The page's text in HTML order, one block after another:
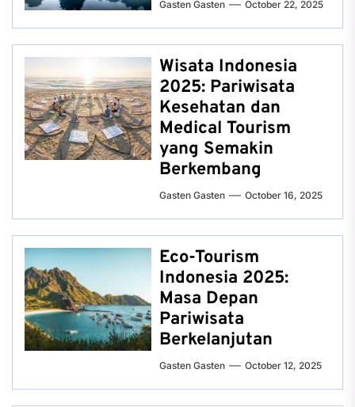
Gasten Gasten October 22, 2025
Wisata Indonesia
2025: Pariwisata
Kesehatan dan
Medical Tourism
yang Semakin
Berkembang
Gasten Gasten October 16, 2025
Eco-Tourism
Indonesia 2025:
Masa Depan
Pariwisata
Berkelanjutan
Gasten Gasten October 12, 2025